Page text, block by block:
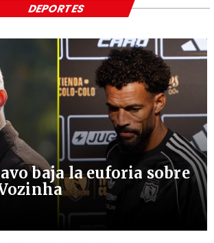
baja la euforia sobre
DEPORTES